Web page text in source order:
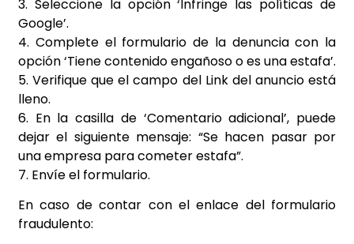
3. Seleccione la opción ‘Infringe las políticas de
Google’.
4. Complete el formulario de la denuncia con la
opción ‘Tiene contenido engañoso o es una estafa’.
5. Verifique que el campo del Link del anuncio está
lleno.
6. En la casilla de ‘Comentario adicional’, puede
dejar el siguiente mensaje: “Se hacen pasar por
una empresa para cometer estafa”.
7. Envíe el formulario.
En caso de contar con el enlace del formulario
fraudulento: